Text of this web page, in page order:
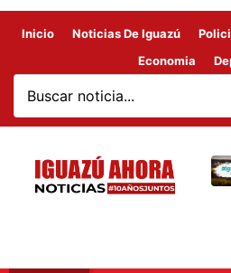
Inicio Noticias De Iguazú
Economia